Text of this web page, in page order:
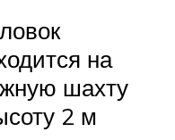
на
шахту
2 м